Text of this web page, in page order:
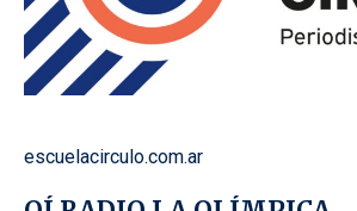
escuelacirculo.com.ar